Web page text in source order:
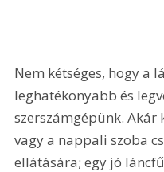
Nem kétséges, hogy a
leghatékonyabb és
szerszámgépünk.
vagy a nappali szoba
ellátására; egy jó